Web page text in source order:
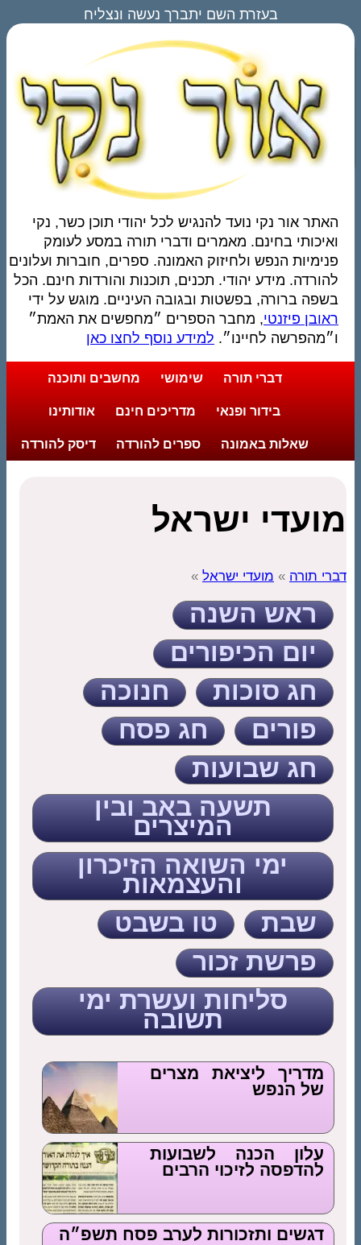
בעזרת השם יתברך נעשה ונצליח
האתר אור נקי נועד להנגיש לכל יהודי תוכן כשר, נקי
ואיכותי בחינם. מאמרים ודברי תורה במסע לעומק
פנימיות הנפש ולחיזוק האמונה. ספרים, חוברות ועלונים
להורדה. מידע יהודי. תכנים, תוכנות והורדות חינם. הכל
בשפה ברורה, בפשטות ובגובה העיניים. מוגש על ידי
ראובן פיזנטי, מחבר הספרים ״מחפשים את האמת״
ו״מהפרשה לחיינו״. למידע נוסף לחצו כאן
דברי תורה שימושי מחשבים ותוכנה
בידור ופנאי מדריכים חינם אודותינו
שאלות באמונה ספרים להורדה דיסק להורדה
מועדי ישראל
דברי תורה » מועדי ישראל »
ראש השנה
יום הכיפורים
חג סוכות
חנוכה
פורים
חג פסח
חג שבועות
תשעה באב ובין
המיצרים
ימי השואה הזיכרון
והעצמאות
שבת
טו בשבט
פרשת זכור
סליחות ועשרת ימי
תשובה
מדריך ליציאת מצרים
של הנפש
עלון הכנה לשבועות
להדפסה לזיכוי הרבים
דגשים ותזכורות לערב פסח תשפ״ה